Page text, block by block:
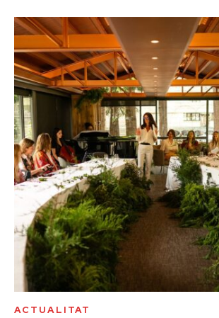
ACTUALITAT